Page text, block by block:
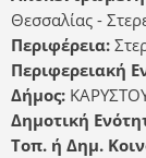
Θεσσαλίας -
Περιφέρεια:
Περιφερειακή
Δήμος:
Δημοτική
Τοπ. ή Δημ.